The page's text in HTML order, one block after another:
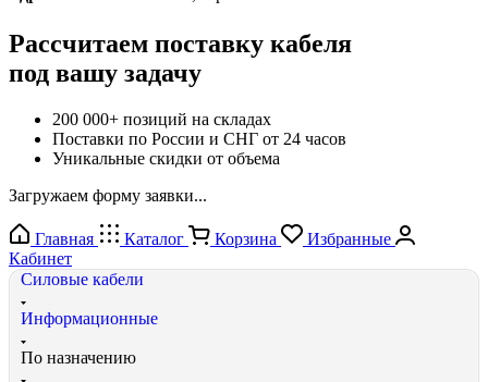
Рассчитаем поставку кабеля
под вашу задачу
200 000+ позиций на складах
Поставки по России и СНГ от 24 часов
Уникальные скидки от объема
Загружаем форму заявки...
Главная Каталог Корзина
Избранные
Кабинет
Силовые кабели
Информационные
По назначению